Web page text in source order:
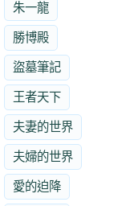
朱一龍
勝博殿
盜墓筆記
王者天下
夫妻的世界
夫婦的世界
愛的迫降